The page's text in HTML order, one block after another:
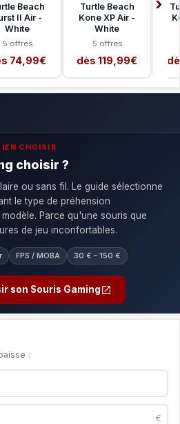
Beach
II Air -
White
5 offres
74,99€
Turtle Beach
Kone XP Air -
White
5 offres
dès 119,99€
CHOISIR
choisir ?
ou sans fil. Le guide sélectionne
le type de préhension
Parce qu'une souris que
de jeu inconfortables.
FPS / MOBA 30 € – 150 €
son Souris Gaming
:
€